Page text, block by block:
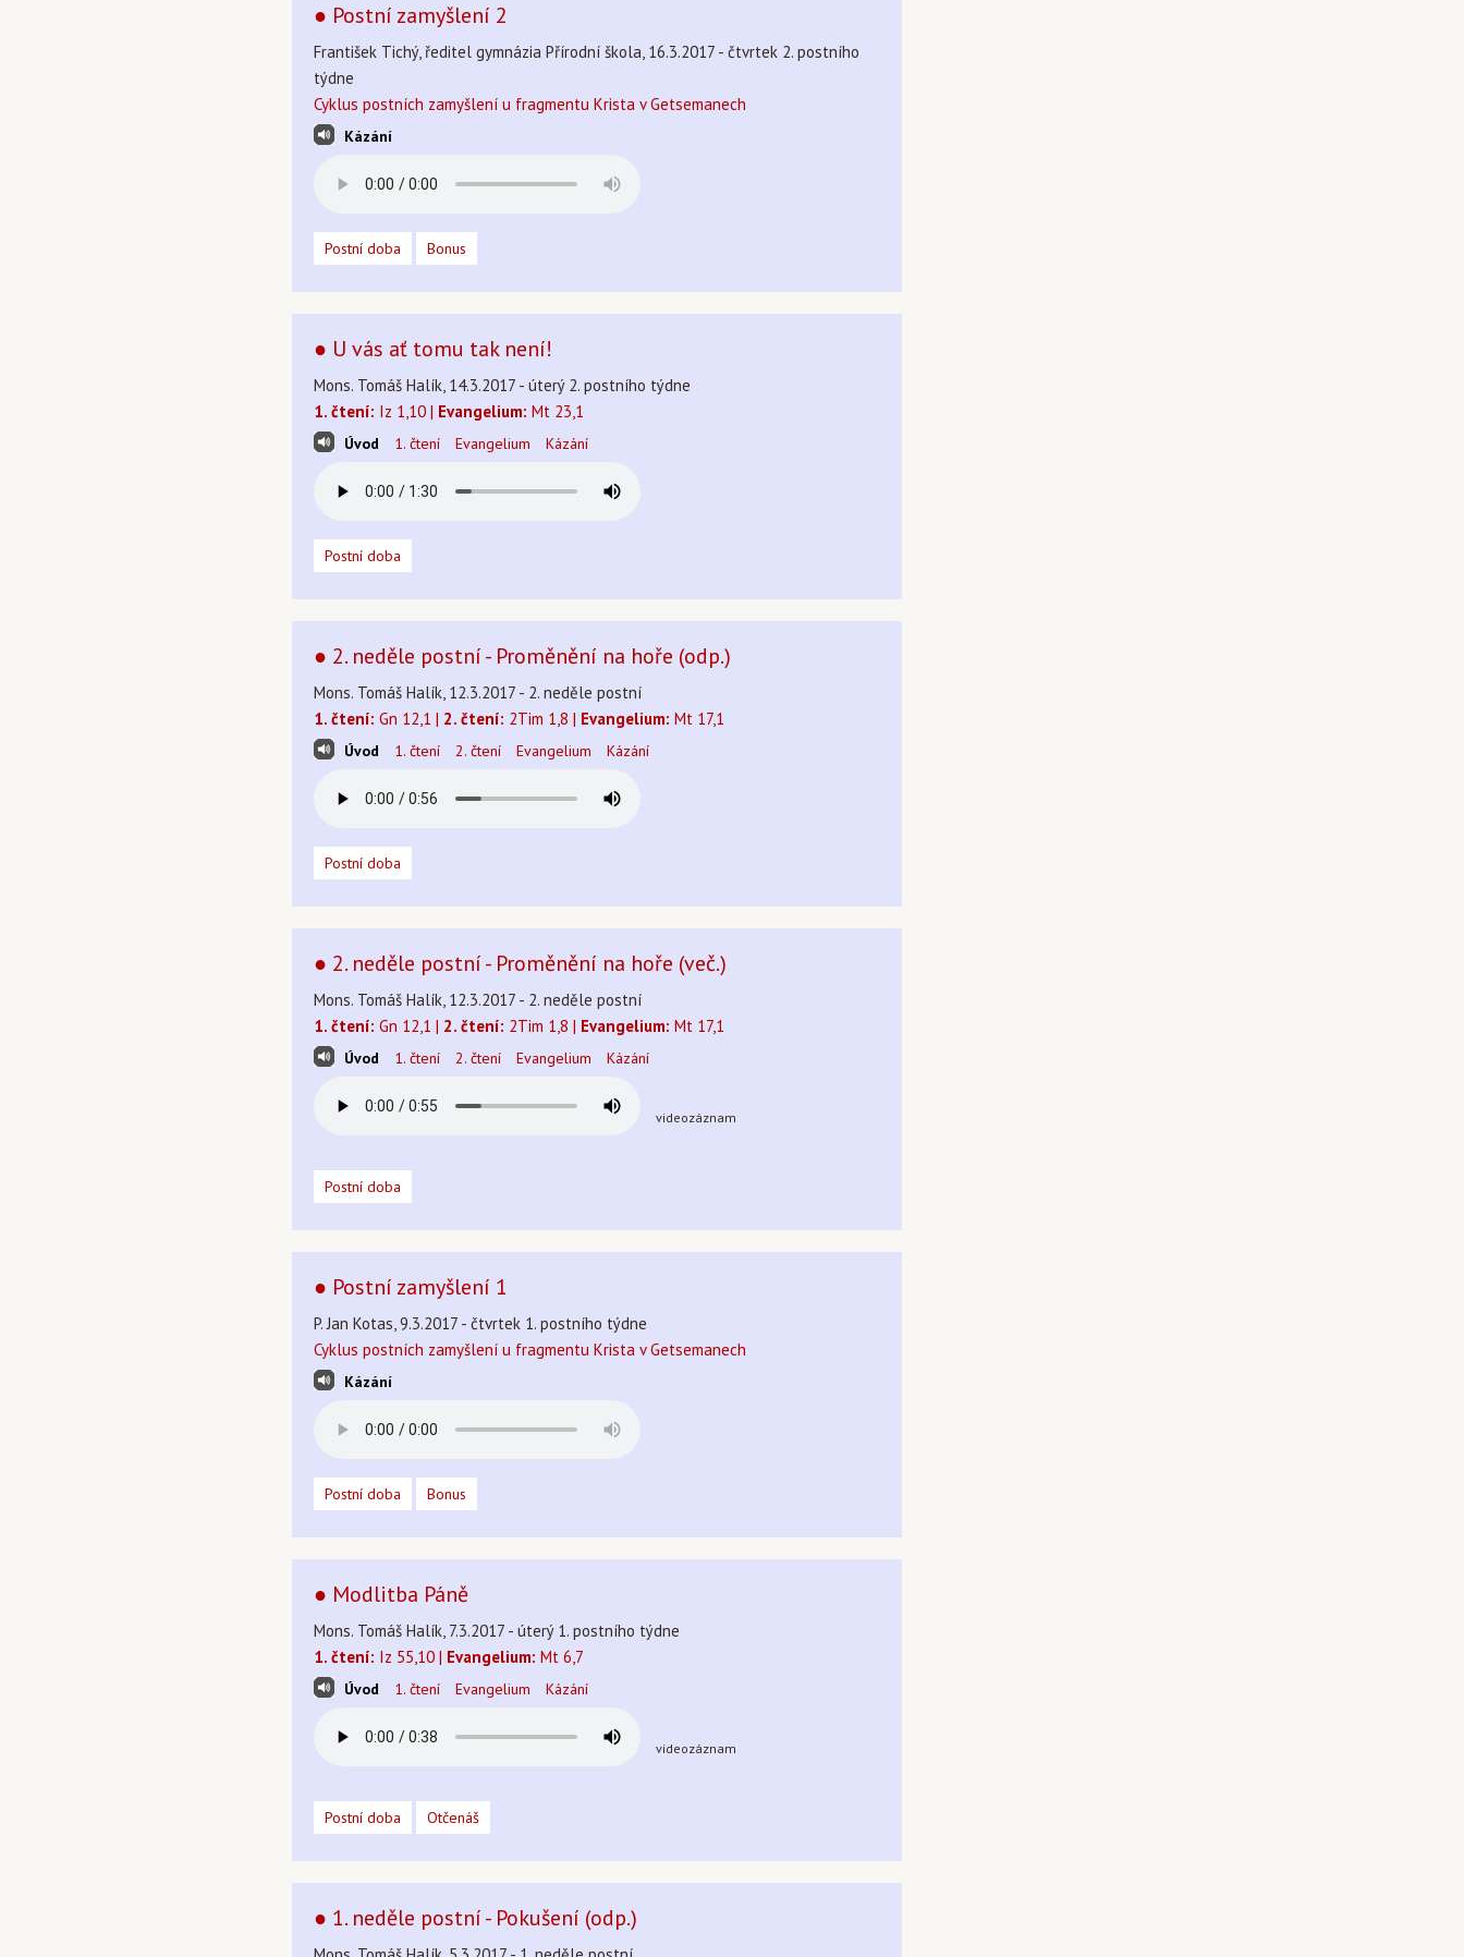
● Postní zamyšlení 2
František Tichý, ředitel gymnázia Přírodní škola, 16.3.2017 - čtvrtek 2. postního
týdne
Cyklus postních zamyšlení u fragmentu Krista v Getsemanech
Kázání
Postní doba Bonus
● U vás ať tomu tak není!
Mons. Tomáš Halík, 14.3.2017 - úterý 2. postního týdne
1. čtení: Iz 1,10 | Evangelium: Mt 23,1
Úvod 1. čtení Evangelium Kázání
Postní doba
● 2. neděle postní - Proměnění na hoře (odp.)
Mons. Tomáš Halík, 12.3.2017 - 2. neděle postní
1. čtení: Gn 12,1 | 2. čtení: 2Tim 1,8 | Evangelium: Mt 17,1
Úvod 1. čtení 2. čtení Evangelium Kázání
Postní doba
● 2. neděle postní - Proměnění na hoře (več.)
Mons. Tomáš Halík, 12.3.2017 - 2. neděle postní
1. čtení: Gn 12,1 | 2. čtení: 2Tim 1,8 | Evangelium: Mt 17,1
Úvod 1. čtení 2. čtení Evangelium Kázání
videozáznam
Postní doba
● Postní zamyšlení 1
P. Jan Kotas, 9.3.2017 - čtvrtek 1. postního týdne
Cyklus postních zamyšlení u fragmentu Krista v Getsemanech
Kázání
Postní doba Bonus
● Modlitba Páně
Mons. Tomáš Halík, 7.3.2017 - úterý 1. postního týdne
1. čtení: Iz 55,10 | Evangelium: Mt 6,7
Úvod 1. čtení Evangelium Kázání
videozáznam
Postní doba Otčenáš
● 1. neděle postní - Pokušení (odp.)